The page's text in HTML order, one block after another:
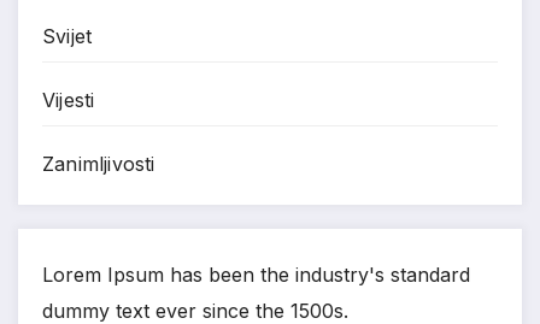
Svijet
Vijesti
Zanimljivosti
Lorem Ipsum has been the industry's standard
dummy text ever since the 1500s.